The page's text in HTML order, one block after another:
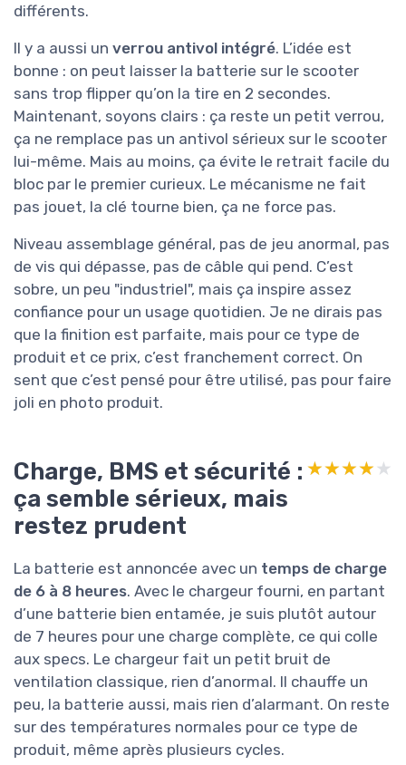
différents.
Il y a aussi un verrou antivol intégré. L’idée est
bonne : on peut laisser la batterie sur le scooter
sans trop flipper qu’on la tire en 2 secondes.
Maintenant, soyons clairs : ça reste un petit verrou,
ça ne remplace pas un antivol sérieux sur le scooter
lui-même. Mais au moins, ça évite le retrait facile du
bloc par le premier curieux. Le mécanisme ne fait
pas jouet, la clé tourne bien, ça ne force pas.
Niveau assemblage général, pas de jeu anormal, pas
de vis qui dépasse, pas de câble qui pend. C’est
sobre, un peu "industriel", mais ça inspire assez
confiance pour un usage quotidien. Je ne dirais pas
que la finition est parfaite, mais pour ce type de
produit et ce prix, c’est franchement correct. On
sent que c’est pensé pour être utilisé, pas pour faire
joli en photo produit.
Charge, BMS et sécurité :
ça semble sérieux, mais
restez prudent
★★★★★
★★★★★
La batterie est annoncée avec un temps de charge
de 6 à 8 heures. Avec le chargeur fourni, en partant
d’une batterie bien entamée, je suis plutôt autour
de 7 heures pour une charge complète, ce qui colle
aux specs. Le chargeur fait un petit bruit de
ventilation classique, rien d’anormal. Il chauffe un
peu, la batterie aussi, mais rien d’alarmant. On reste
sur des températures normales pour ce type de
produit, même après plusieurs cycles.